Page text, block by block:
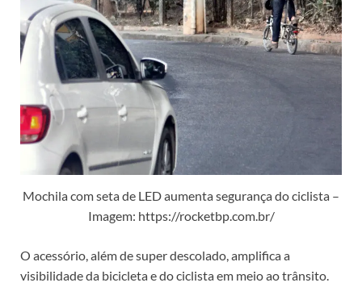
Mochila com seta de LED aumenta segurança do ciclista –
Imagem: https://rocketbp.com.br/
O acessório, além de super descolado, amplifica a
visibilidade da bicicleta e do ciclista em meio ao trânsito.